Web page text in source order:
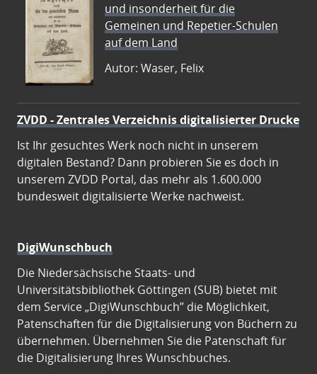
und insonderheit für die
Gemeinen und Repetier-Schulen
auf dem Land
Autor: Waser, Felix
ZVDD - Zentrales Verzeichnis digitalisierter Drucke
Ist Ihr gesuchtes Werk noch nicht in unserem
digitalen Bestand? Dann probieren Sie es doch in
unserem ZVDD Portal, das mehr als 1.600.000
bundesweit digitalisierte Werke nachweist.
DigiWunschbuch
Die Niedersächsische Staats- und
Universitätsbibliothek Göttingen (SUB) bietet mit
dem Service „DigiWunschbuch” die Möglichkeit,
Patenschaften für die Digitalisierung von Büchern zu
übernehmen. Übernehmen Sie die Patenschaft für
die Digitalisierung Ihres Wunschbuches.